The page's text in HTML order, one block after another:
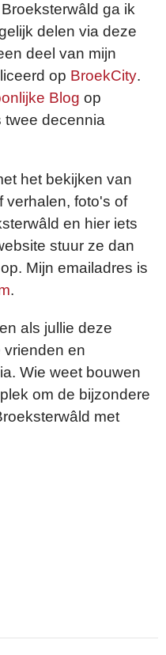
ga ik
delen via deze
deel van mijn
op BroekCity.
Blog op
twee decennia
het bekijken van
verhalen, foto's of
en hier iets
stuur ze dan
Mijn emailadres is
.
als jullie deze
vrienden en
Wie weet bouwen
om de bijzondere
met